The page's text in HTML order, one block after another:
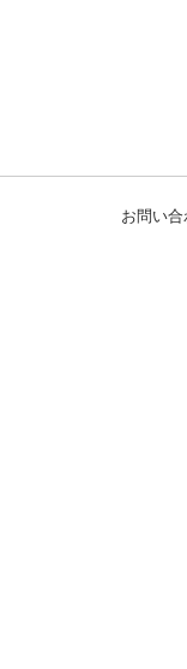
お問い合